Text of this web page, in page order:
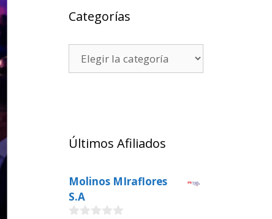
Categorías
Últimos Afiliados
Molinos MIraflores
S.A